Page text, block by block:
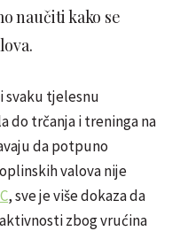
naučiti kako se
svaku tjelesnu
do trčanja i treninga na
da potpuno
valova nije
, sve je više dokaza da
zbog vrućina